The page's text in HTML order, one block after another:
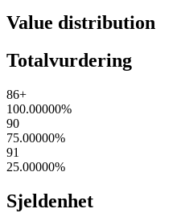
Value distribution
Totalvurdering
86+
100.00000%
90
75.00000%
91
25.00000%
Sjeldenhet